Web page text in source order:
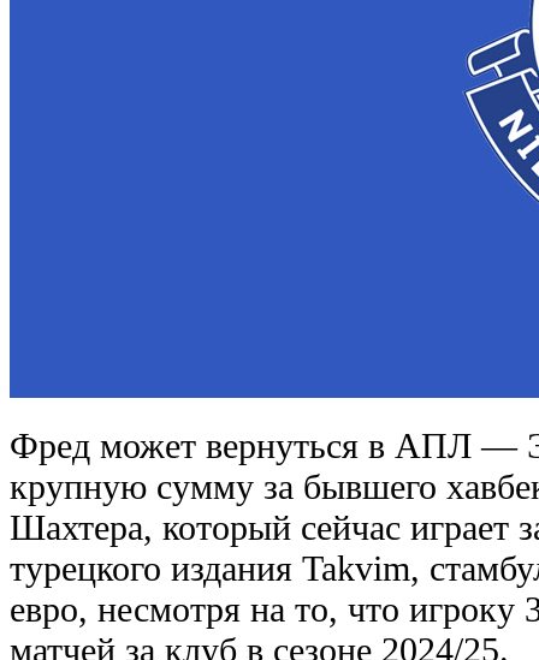
Фред может вернуться в АПЛ —
крупную сумму за бывшего
Шахтера, который сейчас играет
турецкого издания Takvim,
евро, несмотря на то, что игроку
матчей за клуб в сезоне 2024/25.